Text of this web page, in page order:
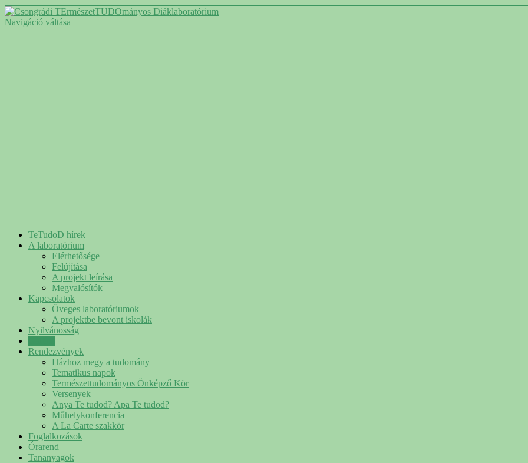
Navigáció váltása
TeTudoD hírek
A laboratórium
Elérhetősége
Felújítása
A projekt leírása
Megvalósítók
Kapcsolatok
Öveges laboratóriumok
A projektbe bevont iskolák
Nyilvánosság
Rendezvények
Házhoz megy a tudomány
Tematikus napok
Természettudományos Önképző Kör
Versenyek
Anya Te tudod? Apa Te tudod?
Műhelykonferencia
A La Carte szakkör
Foglalkozások
Órarend
Tananyagok